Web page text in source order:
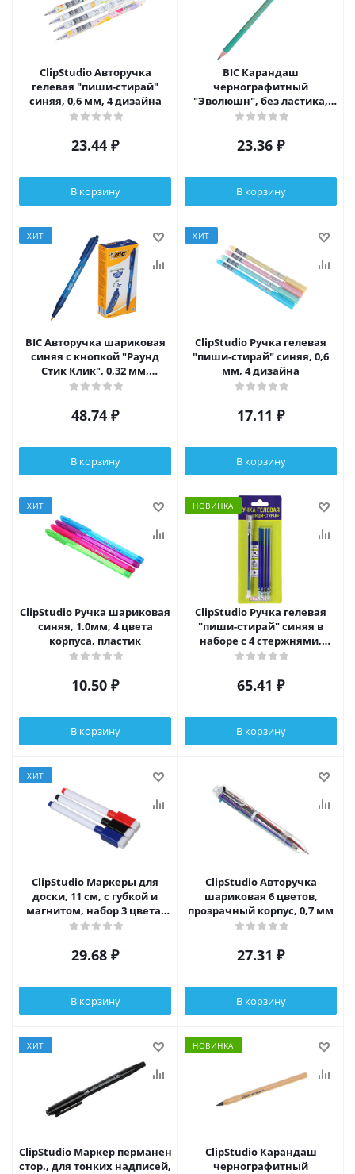
ClipStudio Авторучка
гелевая "пиши-стирай"
синяя, 0,6 мм, 4 дизайна
23.44 ₽
В корзину
BIC Карандаш
чернографитный
"Эволюшн", без ластика,
пластик, зеленый корпус,
23.36 ₽
В корзину
ХИТ
BIC Авторучка шариковая
синяя с кнопкой "Раунд
Стик Клик", 0,32 мм,
пластик, инд.маркировка,
48.74 ₽
В корзину
ХИТ
ClipStudio Ручка гелевая
"пиши-стирай" синяя, 0,6
мм, 4 дизайна
17.11 ₽
В корзину
ХИТ
ClipStudio Ручка шариковая
синяя, 1.0мм, 4 цвета
корпуса, пластик
10.50 ₽
В корзину
НОВИНКА
ClipStudio Ручка гелевая
"пиши-стирай" синяя в
наборе с 4 стержнями,
блистер
65.41 ₽
В корзину
ХИТ
ClipStudio Маркеры для
доски, 11 см, с губкой и
магнитом, набор 3 цвета,
пакет европодвесом
29.68 ₽
В корзину
ClipStudio Авторучка
шариковая 6 цветов,
прозрачный корпус, 0,7 мм
27.31 ₽
В корзину
ХИТ
ClipStudio Маркер перманентный черный, 2х-
стор., для тонких надписей, након.2.3мм/
НОВИНКА
ClipStudio Карандаш
чернографитный